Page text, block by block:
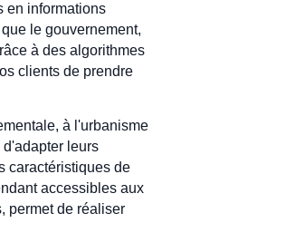
en informations
le gouvernement,
à des algorithmes
clients de prendre
à l'urbanisme
leurs
caractéristiques de
accessibles aux
permet de réaliser